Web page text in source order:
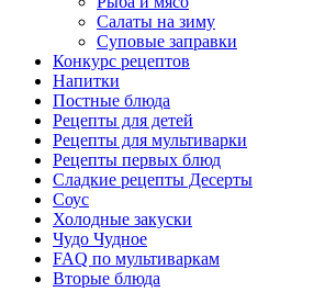
Салаты на зиму
Суповые заправки
Конкурс рецептов
Напитки
Постные блюда
Рецепты для детей
Рецепты для мультиварки
Рецепты первых блюд
Сладкие рецепты Десерты
Соус
Холодные закуски
Чудо Чудное
FAQ по мультиваркам
Вторые блюда